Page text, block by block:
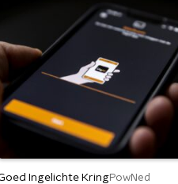
Ingelichte KringPowNed